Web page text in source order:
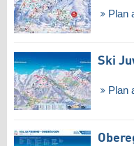
Plan
Ski
Plan